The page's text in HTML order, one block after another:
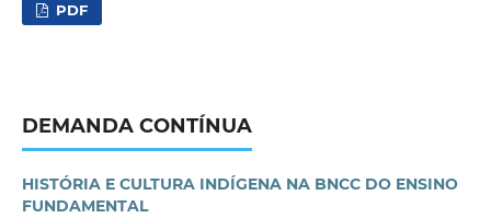
PDF
DEMANDA CONTÍNUA
HISTÓRIA E CULTURA INDÍGENA NA BNCC DO ENSINO
FUNDAMENTAL